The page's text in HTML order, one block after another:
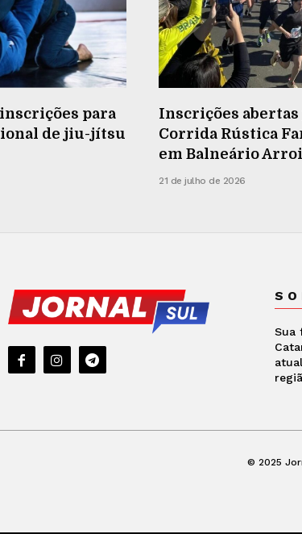
para
de jiu-jítsu
Inscrições abertas
Corrida Rústica
em Balneário
21 de julho de 2026
Sua
© 2025